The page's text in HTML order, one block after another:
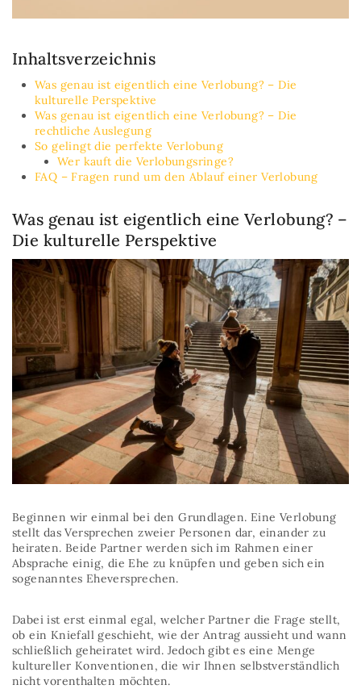
Inhaltsverzeichnis
Was genau ist eigentlich eine Verlobung? – Die
kulturelle Perspektive
Was genau ist eigentlich eine Verlobung? – Die
rechtliche Auslegung
So gelingt die perfekte Verlobung
Wer kauft die Verlobungsringe?
FAQ – Fragen rund um den Ablauf einer Verlobung
Was genau ist eigentlich eine Verlobung? –
Die kulturelle Perspektive
Beginnen wir einmal bei den Grundlagen. Eine Verlobung
stellt das Versprechen zweier Personen dar, einander zu
heiraten. Beide Partner werden sich im Rahmen einer
Absprache einig, die Ehe zu knüpfen und geben sich ein
sogenanntes Eheversprechen.
Dabei ist erst einmal egal, welcher Partner die Frage stellt,
ob ein Kniefall geschieht, wie der Antrag aussieht und wann
schließlich geheiratet wird. Jedoch gibt es eine Menge
kultureller Konventionen, die wir Ihnen selbstverständlich
nicht vorenthalten möchten.